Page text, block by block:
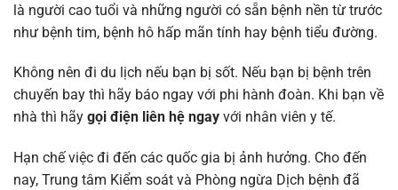
là người cao tuổi và những người có sẵn bệnh nền từ trước
như bệnh tim, bệnh hô hấp mãn tính hay bệnh tiểu đường.
Không nên đi du lịch nếu bạn bị sốt. Nếu bạn bị bệnh trên
chuyến bay thì hãy báo ngay với phi hành đoàn. Khi bạn về
nhà thì hãy gọi điện liên hệ ngay với nhân viên y tế.
Hạn chế việc đi đến các quốc gia bị ảnh hưởng. Cho đến
nay, Trung tâm Kiểm soát và Phòng ngừa Dịch bệnh đã